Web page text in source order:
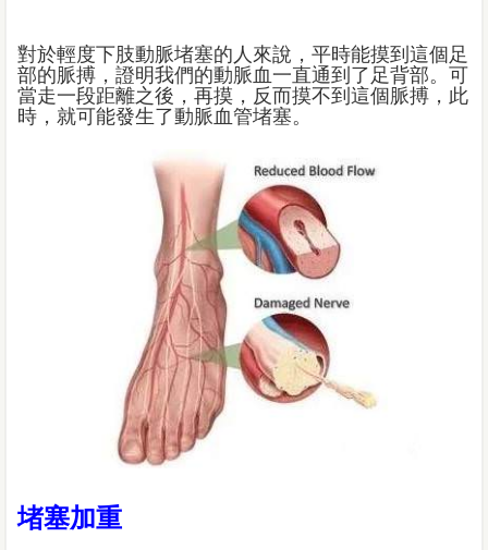
對於輕度下肢動脈堵塞的人來說，平時能摸到這個足
部的脈搏，證明我們的動脈血一直通到了足背部。可
當走一段距離之後，再摸，反而摸不到這個脈搏，此
時，就可能發生了動脈血管堵塞。
堵塞加重